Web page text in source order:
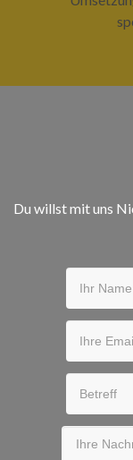
Du willst mit uns
Ihre Nachricht